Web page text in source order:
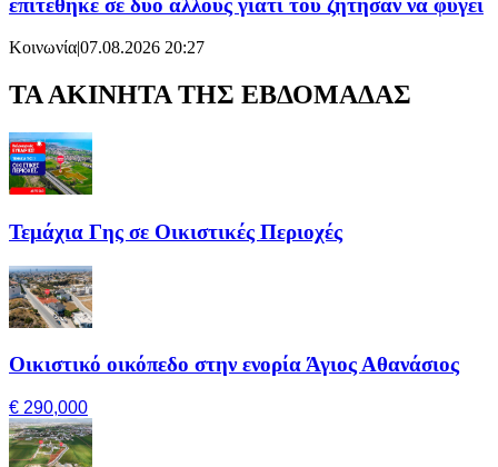
Κοινωνία|07.08.2026 20:27
ΤΑ ΑΚΙΝΗΤΑ ΤΗΣ ΕΒΔΟΜΑΔΑΣ
Τεμάχια Γης σε Οικιστικές Περιοχές
Οικιστικό οικόπεδο στην ενορία Άγιος Αθανάσιος
€ 290,000